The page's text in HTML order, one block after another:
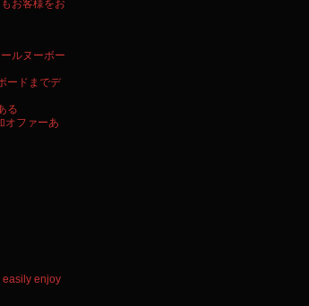
お客様をお
ルヌーボー
ードまでデ
る
オファーあ
easily enjoy